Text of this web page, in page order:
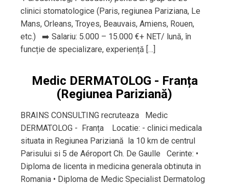
clinici stomatologice (Paris, regiunea Pariziana, Le
Mans, Orleans, Troyes, Beauvais, Amiens, Rouen,
etc.) ➡️ Salariu: 5.000 – 15.000 €+ NET/ lună, în
funcție de specializare, experiență […]
Medic DERMATOLOG - Franța
(Regiunea Pariziană)
BRAINS CONSULTING recruteaza Medic
DERMATOLOG - Franța Locatie: - clinici medicala
situata in Regiunea Pariziană la 10 km de centrul
Parisului si 5 de Aéroport Ch. De Gaulle Cerinte: •
Diploma de licenta in medicina generala obtinuta in
Romania • Diploma de Medic Specialist Dermatolog